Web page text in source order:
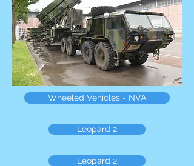
Wheeled Vehicles - NVA
Leopard 2
Leopard 2